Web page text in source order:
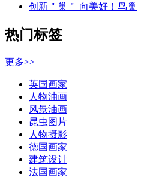
创新＂巢＂ 向美好！鸟巢
热门标签
更多>>
英国画家
人物油画
风景油画
昆虫图片
人物摄影
德国画家
建筑设计
法国画家